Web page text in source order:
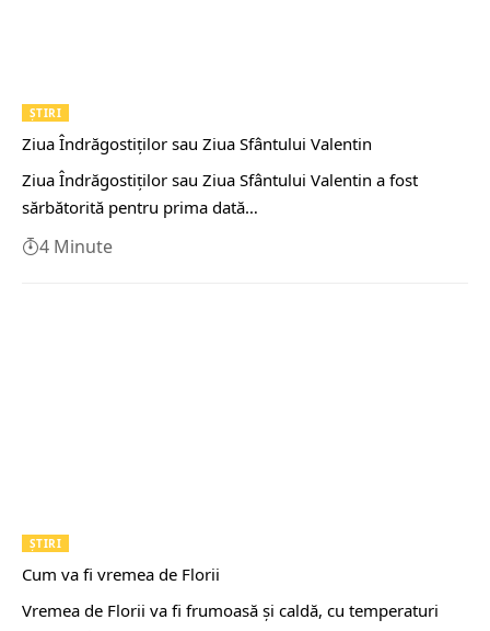
ȘTIRI
Ziua Îndrăgostiţilor sau Ziua Sfântului Valentin
Ziua Îndrăgostiţilor sau Ziua Sfântului Valentin a fost
sărbătorită pentru prima dată…
4 Minute
ȘTIRI
Cum va fi vremea de Florii
Vremea de Florii va fi frumoasă şi caldă, cu temperaturi